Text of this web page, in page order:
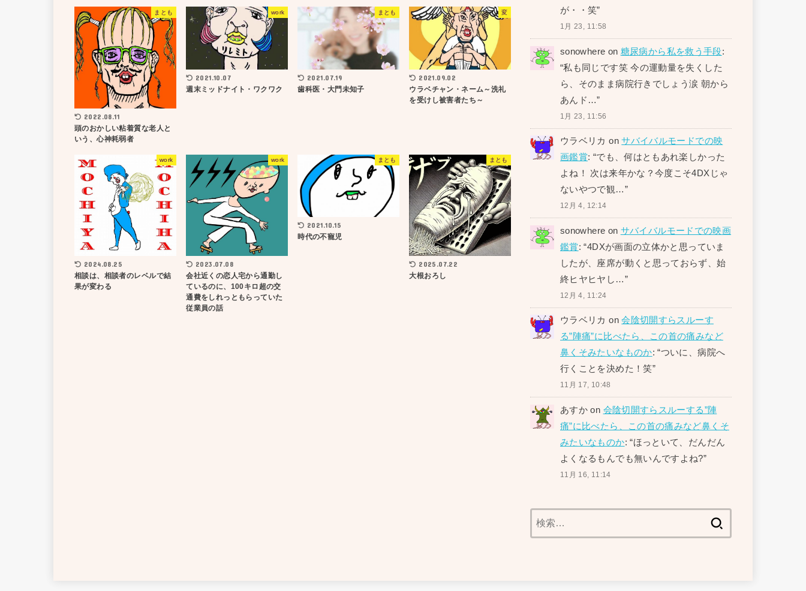
まとも
2022.08.11
頭のおかしい粘着質な老人と
いう、心神耗弱者
work
2021.10.07
週末ミッドナイト・ワクワク
まとも
2021.07.19
歯科医・大門未知子
変
2021.09.02
ウラベチャン・ネーム～洗礼
を受けし被害者たち～
work
2024.08.25
相談は、相談者のレベルで結
果が変わる
work
2023.07.08
会社近くの恋人宅から通勤し
ているのに、100キロ超の交
通費をしれっともらっていた
従業員の話
まとも
2021.10.15
時代の不寵児
まとも
2025.07.22
大根おろし
が・・笑”
1月 23, 11:58
sonowhere on 糖尿病から私を救う手段:
“私も同じです笑 今の運動量を失くした
ら、そのまま病院行きでしょう涙 朝から
あんド…”
1月 23, 11:56
ウラベリカ onサバイバルモードでの映
画鑑賞: “でも、何はともあれ楽しかった
よね！ 次は来年かな？今度こそ4DXじゃ
ないやつで観…”
12月 4, 12:14
sonowhere on サバイバルモードでの映画
鑑賞: “4DXが画面の立体かと思っていま
したが、座席が動くと思っておらず、始
終ヒヤヒヤし…”
12月 4, 11:24
ウラベリカ on会陰切開すらスルーす
る”陣痛”に比べたら、この首の痛みなど
鼻くそみたいなものか: “ついに、病院へ
行くことを決めた！笑”
11月 17, 10:48
あすか on 会陰切開すらスルーする”陣
痛”に比べたら、この首の痛みなど鼻くそ
みたいなものか: “ほっといて、だんだん
よくなるもんでも無いんですよね?”
11月 16, 11:14